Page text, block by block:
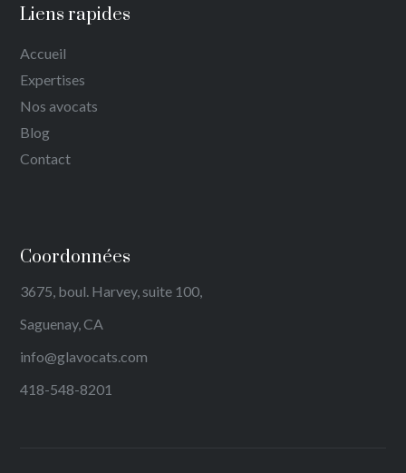
Liens rapides
Accueil
Expertises
Nos avocats
Blog
Contact
Coordonnées
3675, boul. Harvey, suite 100,
Saguenay, CA
info@glavocats.com
418-548-8201